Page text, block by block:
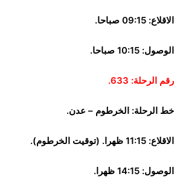
الاقلاع: 09:15 صباحا.
الوصول: 10:15 صباحا.
رقم الرحلة: 633.
خط الرحلة: الخرطوم – عدن.
الاقلاع: 11:15 ظهرا. (توقيت الخرطوم).
الوصول: 14:15 ظهرا.